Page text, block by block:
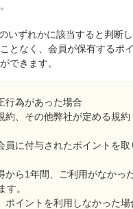
いずれかに該当すると判断
となく、会員が保有するポ
できます。
行為があった場合
約、その他弊社が定める規
員に付与されたポイントを取
から1年間、ご利用がなかっ
す。
ポイントを利用しなかった場